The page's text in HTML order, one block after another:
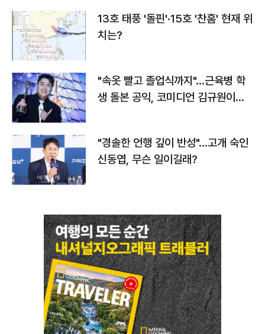
13호 태풍 '돌핀'·15호 '찬홈' 현재 위
치는?
"속옷 빨고 졸업식까지"…근육병 학
생 돌본 공익, 코미디언 김규원이었
"경솔한 언행 깊이 반성"…고개 숙인
신동엽, 무슨 일이길래?